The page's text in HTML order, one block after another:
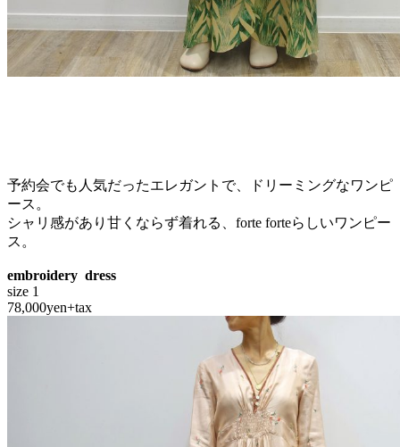
予約会でも人気だったエレガントで、ドリーミングなワンピ
ース。
シャリ感があり甘くならず着れる、forte forteらしいワンピー
ス。
embroidery dress
size 1
78,000yen+tax